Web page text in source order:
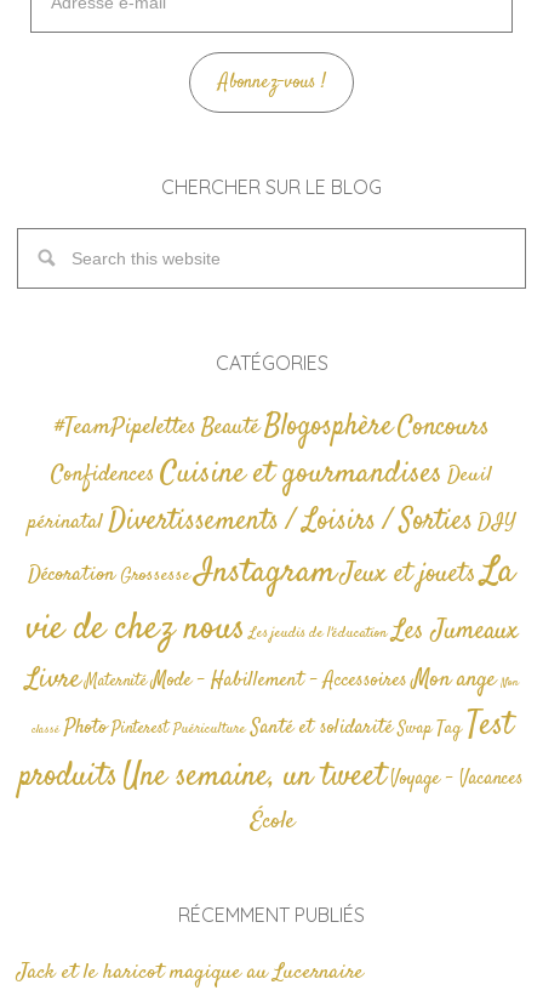
mail
Abonnez-vous !
CHERCHER SUR LE BLOG
CATÉGORIES
#TeamPipelettesBeautéBlogosphèreConcours
Confidences Cuisine et gourmandises Deuil
périnatalDivertissements / Loisirs / SortiesDIY
Décoration GrossesseInstagramJeux et jouetsLa
vie de chez nous Les jeudis de l'éducation Les Jumeaux
Livre Maternité Mode - Habillement - AccessoiresMon ange Non
classé Photo Pinterest Puériculture Santé et solidarité Swap TagTest
produitsUne semaine, un tweetVoyage - Vacances
École
RÉCEMMENT PUBLIÉS
Jack et le haricot magique au Lucernaire